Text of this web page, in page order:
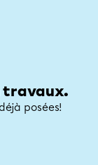
travaux.
posées!